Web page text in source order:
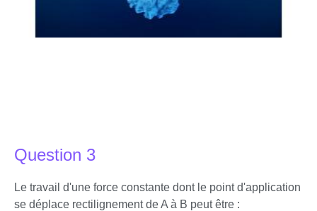
Question 3
Le travail d'une force constante dont le point d'application
se déplace rectilignement de A à B peut être :